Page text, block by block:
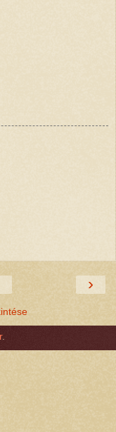
›
.